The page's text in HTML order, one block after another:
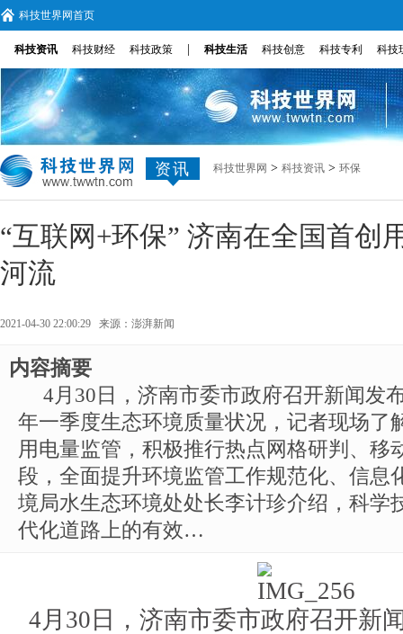
科技世界网首页
科技资讯 科技财经 科技政策 科技生活 科技创意 科技专利 科技
资讯 科技世界网 > 科技资讯 > 环保
“互联网+环保” 济南在全国首创
河流
2021-04-30 22:00:29 来源： 澎湃新闻
内容摘要
4月30日，济南市委市政府召开新闻发
年一季度生态环境质量状况，记者现场了
用电量监管，积极推行热点网格研判、移
段，全面提升环境监管工作规范化、信息
境局水生态环境处处长李计珍介绍，科学
代化道路上的有效…
4月30日，济南市委市政府召开新